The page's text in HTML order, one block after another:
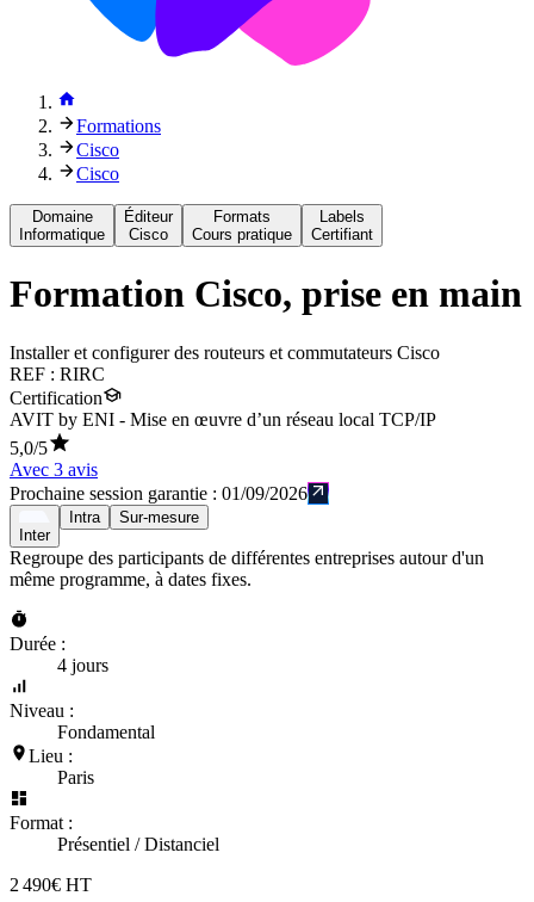
Formations
Cisco
Cisco
Domaine
Informatique
Éditeur
Cisco
Formats
Cours pratique
Labels
Certifiant
Formation Cisco, prise en main
Installer et configurer des routeurs et commutateurs Cisco
REF : RIRC
Certification
AVIT by ENI - Mise en œuvre d’un réseau local TCP/IP
5,0/5
Avec 3 avis
Prochaine session garantie : 01/09/2026
Inter
Intra Sur-mesure
Regroupe des participants de différentes entreprises autour d'un
même programme, à dates fixes.
Durée :
4 jours
Niveau :
Fondamental
Lieu :
Paris
Format :
Présentiel / Distanciel
2 490€ HT